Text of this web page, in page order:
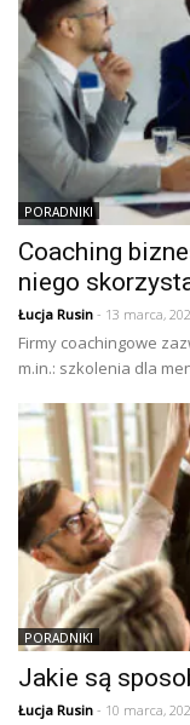
PORADNIKI
Coaching
niego
Łucja Rusin - 13 marca,
Firmy coachingowe
m.in.: szkolenia dla
PORADNIKI
Jakie są
Łucja Rusin - 10 marca,